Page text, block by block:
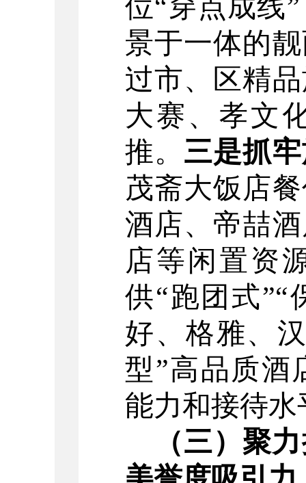
位“穿点成线”
景于一体的
过市、区精
大赛、孝文
推。 三是抓
茂斋大饭店
酒店、帝喆
店等闲置资
供“跑团式”“
好、格雅、
型”高品质酒
能力和接待水
（三）聚